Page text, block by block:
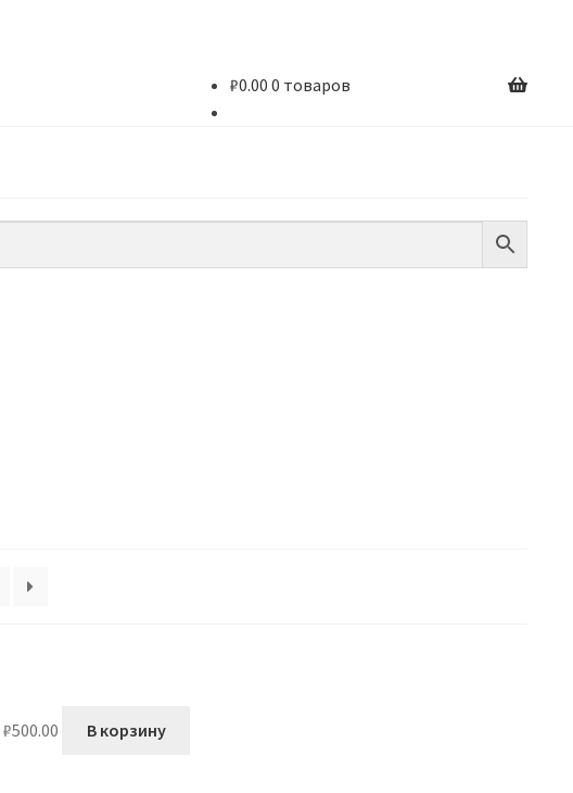
₽0.00 0 товаров
₽500.00 В корзину